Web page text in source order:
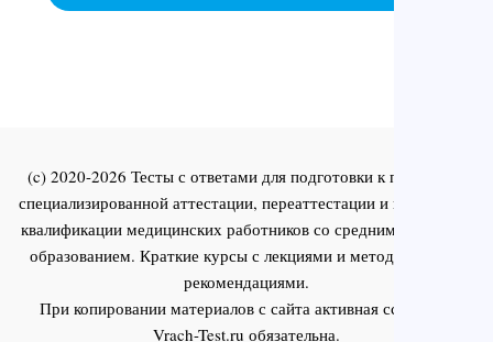
(c) 2020-2026 Тесты с ответами для подготовки к первичной
специализированной аттестации, переаттестации и повышения
квалификации медицинских работников со средним и высшим
образованием. Краткие курсы с лекциями и методическими
рекомендациями.
При копировании материалов с сайта активная ссылка на
Vrach-Test.ru обязательна.